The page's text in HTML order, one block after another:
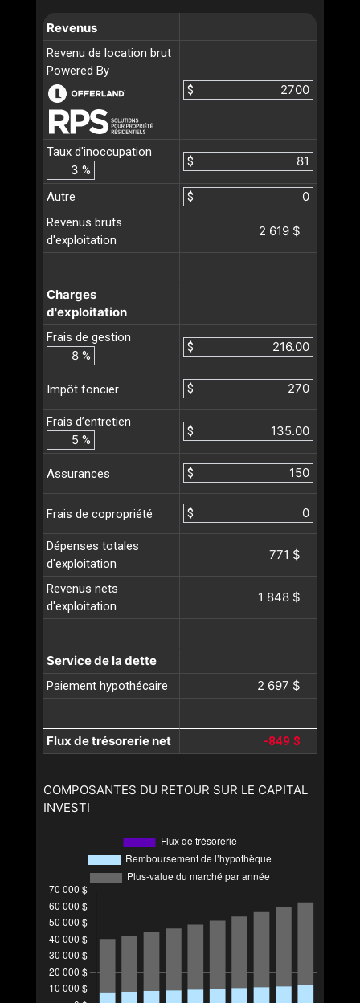
Revenus
Revenu de location brut
Powered By
$
Taux d'inoccupation
%
$
Autre
$
Revenus bruts
d'exploitation
2 619 $
Charges
d'exploitation
Frais de gestion
%
$
Impôt foncier $
Frais d’entretien
%
$
Assurances $
Frais de copropriété $
Dépenses totales
d'exploitation
771 $
Revenus nets
d'exploitation
1 848 $
Service de la dette
Paiement hypothécaire 2 697 $
Flux de trésorerie net -849 $
COMPOSANTES DU RETOUR SUR LE CAPITAL
INVESTI